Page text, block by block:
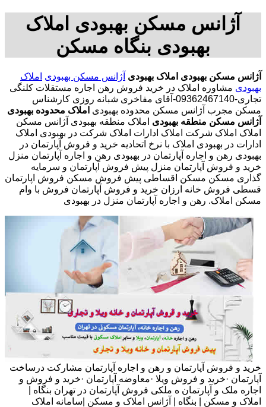
آژانس مسکن بهبودی املاک
بهبودی بنگاه مسکن
آژانس مسکن بهبودی املاک بهبودی آژانس مسکن بهبودی املاک
بهبودی مشاوره املاک در خرید فروش رهن اجاره مستقلات کلنگی
تجاری-09362467140-آقای مفاخری شبانه روزی کارشناس
مسکن مجرب آژانس مسکن محدوده بهبودی املاک محدوده بهبودی
آژانس مسکن منطقه بهبودی املاک منطقه بهبودی آژانس مسکن
املاک املاک شرکت املاک ادارات املاک شرکت در بهبودی املاک
ادارات در بهبودی املاک با نرخ اتحادیه خرید و فروش آپارتمان در
بهبودی رهن و اجاره آپارتمان در بهبودی رهن و اجاره آپارتمان منزل
خرید و فروش آپارتمان منزل پیش فروش آپارتمان و سرمایه
گذاری مسکن مسکن اقساطی پیش فروش مسکن فروش اپارتمان
قسطی فروش خانه ارزان خرید و فروش آپارتمان فروش با وام
مسکن املاک. رهن و اجاره آپارتمان منزل در بهبودی
خرید و فروش آپارتمان و رهن و اجاره آپارتمان مشارکت درساخت
آپارتمان ·خرید و فروش ویلا ·معاوضه آپارتمان ·خرید و فروش و
اجاره ملک و آپارتمان ه ملکی فروش آپارتمان در تهران بنگاه |
املاک و مسکن | بنگاه | آژانس املاک و مسکن |سامانه املاک